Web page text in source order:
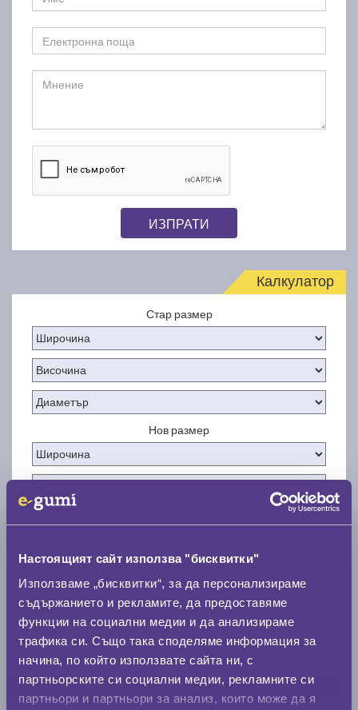
Настоящият сайт използва "бисквитки"
Използваме „бисквитки“, за да персонализираме
съдържанието и рекламите, да предоставяме
функции на социални медии и да анализираме
трафика си. Също така споделяме информация за
начина, по който използвате сайта ни, с
партньорските си социални медии, рекламните си
партньори и партньори за анализ, които може да я
ИЗПРАТИ
Калкулатор
Стар размер
Нов размер
Стар размер
0 мм.
Нов размер
0 мм.
км/ч
0 км/ч